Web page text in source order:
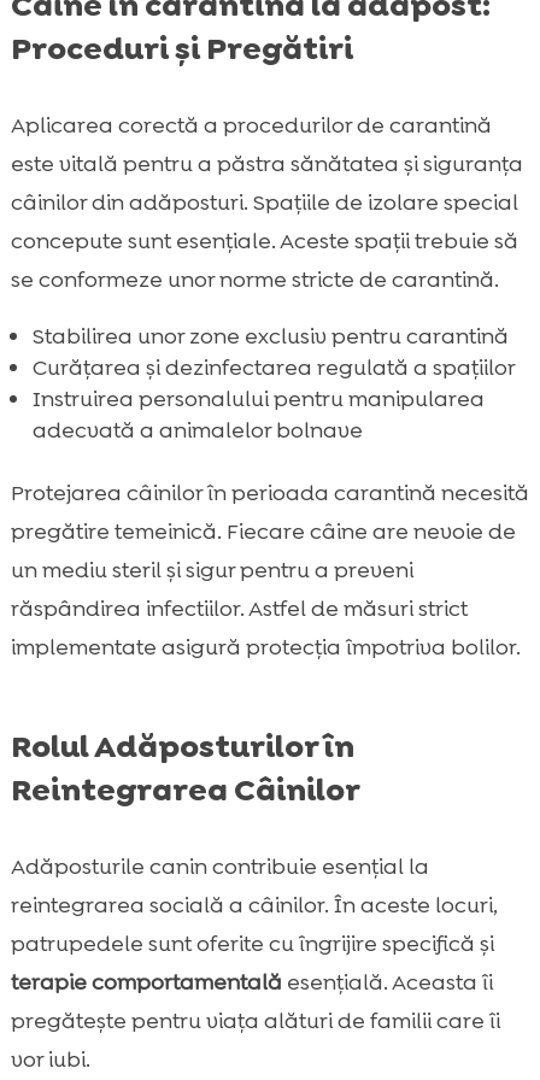
Proceduri și Pregătiri
Aplicarea corectă a procedurilor de carantină
este vitală pentru a păstra sănătatea și siguranța
câinilor din adăposturi. Spațiile de izolare special
concepute sunt esențiale. Aceste spații trebuie să
se conformeze unor norme stricte de carantină.
Stabilirea unor zone exclusiv pentru carantină
Curățarea și dezinfectarea regulată a spațiilor
Instruirea personalului pentru manipularea
adecvată a animalelor bolnave
Protejarea câinilor în perioada carantină necesită
pregătire temeinică. Fiecare câine are nevoie de
un mediu steril și sigur pentru a preveni
răspândirea infectiilor. Astfel de măsuri strict
implementate asigură protecția împotriva bolilor.
Rolul Adăposturilor în
Reintegrarea Câinilor
Adăposturile canin contribuie esențial la
reintegrarea socială a câinilor. În aceste locuri,
patrupedele sunt oferite cu îngrijire specifică și
terapie comportamentală esențială. Aceasta îi
pregătește pentru viața alături de familii care îi
vor iubi.